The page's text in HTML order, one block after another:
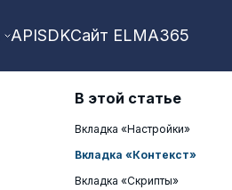
APISDKСайт ELMA365
В этой статье
Вкладка «Настройки»
Вкладка «Контекст»
Вкладка «Скрипты»